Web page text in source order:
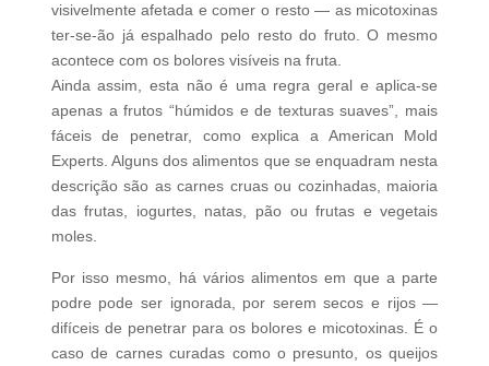
visivelmente afetada e comer o resto — as micotoxinas
ter-se-ão já espalhado pelo resto do fruto. O mesmo
acontece com os bolores visíveis na fruta.
Ainda assim, esta não é uma regra geral e aplica-se
apenas a frutos “húmidos e de texturas suaves”, mais
fáceis de penetrar, como explica a American Mold
Experts. Alguns dos alimentos que se enquadram nesta
descrição são as carnes cruas ou cozinhadas, maioria
das frutas, iogurtes, natas, pão ou frutas e vegetais
moles.
Por isso mesmo, há vários alimentos em que a parte
podre pode ser ignorada, por serem secos e rijos —
difíceis de penetrar para os bolores e micotoxinas. É o
caso de carnes curadas como o presunto, os queijos